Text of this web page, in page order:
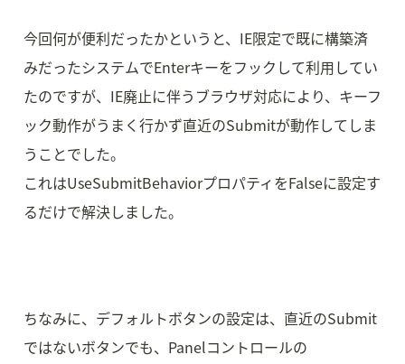
今回何が便利だったかというと、IE限定で既に構築済
みだったシステムでEnterキーをフックして利用してい
たのですが、IE廃止に伴うブラウザ対応により、キーフ
ック動作がうまく行かず直近のSubmitが動作してしま
うことでした。
これはUseSubmitBehaviorプロパティをFalseに設定す
るだけで解決しました。
ちなみに、デフォルトボタンの設定は、直近のSubmit
ではないボタンでも、Panelコントロールの